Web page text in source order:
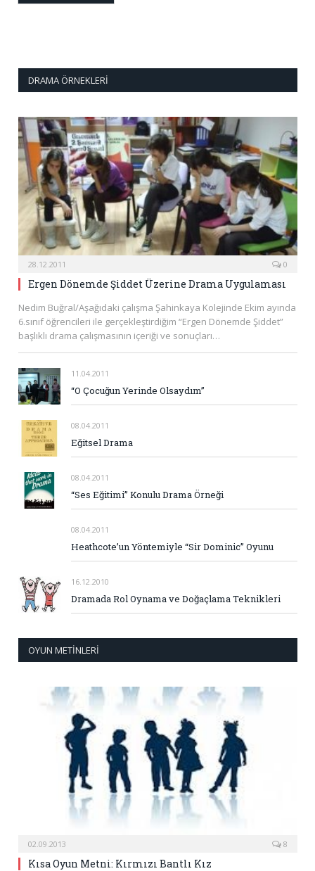
DRAMA ÖRNEKLERI
28.12.2011 0
Ergen Dönemde Şiddet Üzerine Drama Uygulaması
Nedim Buğral/Aşağıdaki çalışma Şahinkaya Kolejinde Ekim ayında
6.sınıf öğrencileri ile gerçekleştirdiğim “Ergen Dönemde Şiddet”
başlıklı drama çalışmasının içeriği ve sonuçları…
11.04.2011
“O Çocuğun Yerinde Olsaydım”
08.04.2011
Eğitsel Drama
08.04.2011
“Ses Eğitimi” Konulu Drama Örneği
08.04.2011
Heathcote’un Yöntemiyle “Sir Dominic” Oyunu
16.12.2010
Dramada Rol Oynama ve Doğaçlama Teknikleri
OYUN METINLERI
02.09.2013 8
Kısa Oyun Metni: Kırmızı Bantlı Kız